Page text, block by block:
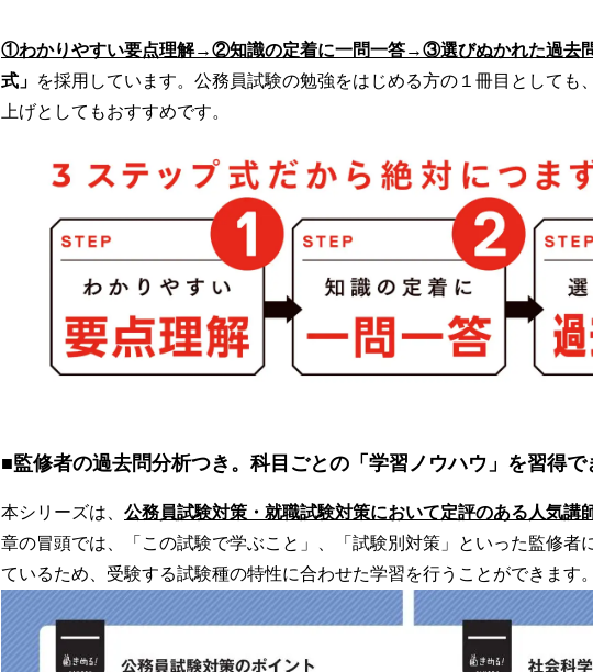
①わかりやすい要点理解→②知識の定着に一問一答→③選びぬかれた過去
式」 を採用しています。公務員試験の勉強をはじめる方の１冊目としても
上げとしてもおすすめです。
■監修者の過去問分析つき。科目ごとの「学習ノウハウ」を習得で
本シリーズは、 公務員試験対策・就職試験対策において定評のある人気講
章の冒頭では、「この試験で学ぶこと」、「試験別対策」といった監修者
ているため、受験する試験種の特性に合わせた学習を行うことができます。